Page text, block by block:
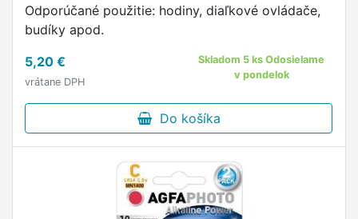
Odporúčané použitie: hodiny, diaľkové ovládače,
budíky apod.
5,20 €
vrátane DPH
Skladom 5 ks Odosielame
v pondelok
Do košíka